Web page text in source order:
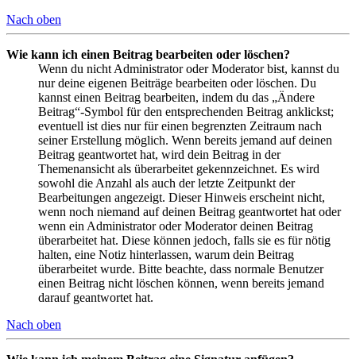
Nach oben
Wie kann ich einen Beitrag bearbeiten oder löschen?
Wenn du nicht Administrator oder Moderator bist, kannst du
nur deine eigenen Beiträge bearbeiten oder löschen. Du
kannst einen Beitrag bearbeiten, indem du das „Ändere
Beitrag“-Symbol für den entsprechenden Beitrag anklickst;
eventuell ist dies nur für einen begrenzten Zeitraum nach
seiner Erstellung möglich. Wenn bereits jemand auf deinen
Beitrag geantwortet hat, wird dein Beitrag in der
Themenansicht als überarbeitet gekennzeichnet. Es wird
sowohl die Anzahl als auch der letzte Zeitpunkt der
Bearbeitungen angezeigt. Dieser Hinweis erscheint nicht,
wenn noch niemand auf deinen Beitrag geantwortet hat oder
wenn ein Administrator oder Moderator deinen Beitrag
überarbeitet hat. Diese können jedoch, falls sie es für nötig
halten, eine Notiz hinterlassen, warum dein Beitrag
überarbeitet wurde. Bitte beachte, dass normale Benutzer
einen Beitrag nicht löschen können, wenn bereits jemand
darauf geantwortet hat.
Nach oben